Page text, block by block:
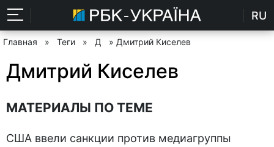
RU
Главная » Теги » Д » Дмитрий Киселев
Дмитрий Киселев
МАТЕРИАЛЫ ПО ТЕМЕ
США ввели санкции против медиагруппы